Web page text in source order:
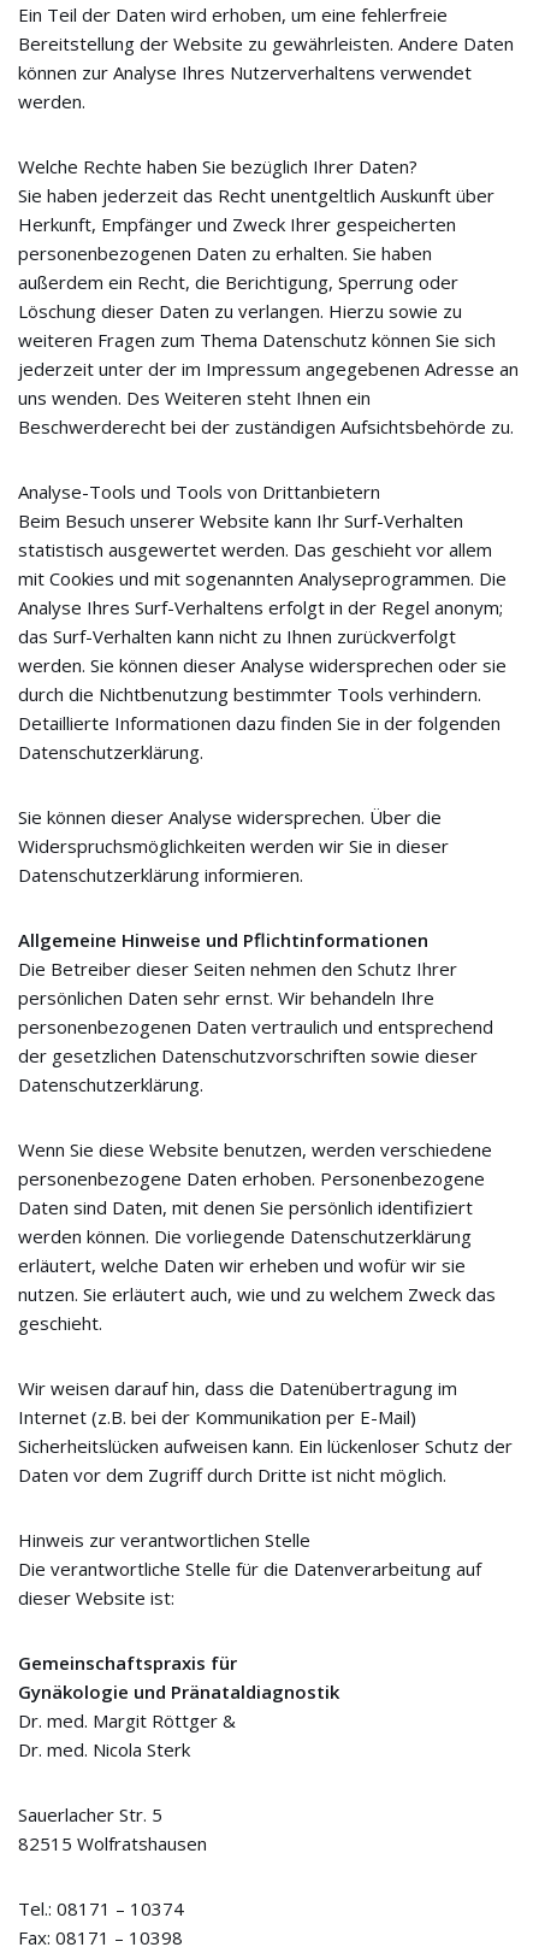
Ein Teil der Daten wird erhoben, um eine fehlerfreie
Bereitstellung der Website zu gewährleisten. Andere Daten
können zur Analyse Ihres Nutzerverhaltens verwendet
werden.
Welche Rechte haben Sie bezüglich Ihrer Daten?
Sie haben jederzeit das Recht unentgeltlich Auskunft über
Herkunft, Empfänger und Zweck Ihrer gespeicherten
personenbezogenen Daten zu erhalten. Sie haben
außerdem ein Recht, die Berichtigung, Sperrung oder
Löschung dieser Daten zu verlangen. Hierzu sowie zu
weiteren Fragen zum Thema Datenschutz können Sie sich
jederzeit unter der im Impressum angegebenen Adresse an
uns wenden. Des Weiteren steht Ihnen ein
Beschwerderecht bei der zuständigen Aufsichtsbehörde zu.
Analyse-Tools und Tools von Drittanbietern
Beim Besuch unserer Website kann Ihr Surf-Verhalten
statistisch ausgewertet werden. Das geschieht vor allem
mit Cookies und mit sogenannten Analyseprogrammen. Die
Analyse Ihres Surf-Verhaltens erfolgt in der Regel anonym;
das Surf-Verhalten kann nicht zu Ihnen zurückverfolgt
werden. Sie können dieser Analyse widersprechen oder sie
durch die Nichtbenutzung bestimmter Tools verhindern.
Detaillierte Informationen dazu finden Sie in der folgenden
Datenschutzerklärung.
Sie können dieser Analyse widersprechen. Über die
Widerspruchsmöglichkeiten werden wir Sie in dieser
Datenschutzerklärung informieren.
Allgemeine Hinweise und Pflichtinformationen
Die Betreiber dieser Seiten nehmen den Schutz Ihrer
persönlichen Daten sehr ernst. Wir behandeln Ihre
personenbezogenen Daten vertraulich und entsprechend
der gesetzlichen Datenschutzvorschriften sowie dieser
Datenschutzerklärung.
Wenn Sie diese Website benutzen, werden verschiedene
personenbezogene Daten erhoben. Personenbezogene
Daten sind Daten, mit denen Sie persönlich identifiziert
werden können. Die vorliegende Datenschutzerklärung
erläutert, welche Daten wir erheben und wofür wir sie
nutzen. Sie erläutert auch, wie und zu welchem Zweck das
geschieht.
Wir weisen darauf hin, dass die Datenübertragung im
Internet (z.B. bei der Kommunikation per E-Mail)
Sicherheitslücken aufweisen kann. Ein lückenloser Schutz der
Daten vor dem Zugriff durch Dritte ist nicht möglich.
Hinweis zur verantwortlichen Stelle
Die verantwortliche Stelle für die Datenverarbeitung auf
dieser Website ist:
Gemeinschaftspraxis für
Gynäkologie und Pränataldiagnostik
Dr. med. Margit Röttger &
Dr. med. Nicola Sterk
Sauerlacher Str. 5
82515 Wolfratshausen
Tel.: 08171 – 10374
Fax: 08171 – 10398